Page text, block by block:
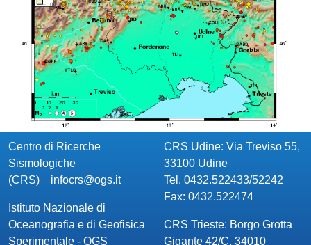
Centro di Ricerche
Sismologiche
(CRS) infocrs@ogs.it
Istituto Nazionale di
Oceanografia e di Geofisica
Sperimentale - OGS
CRS Udine: Via Treviso 55,
33100 Udine
Tel. 0432.522433/52242
Fax: 0432.522474
CRS Trieste: Borgo Grotta
Gigante 42/C, 34010